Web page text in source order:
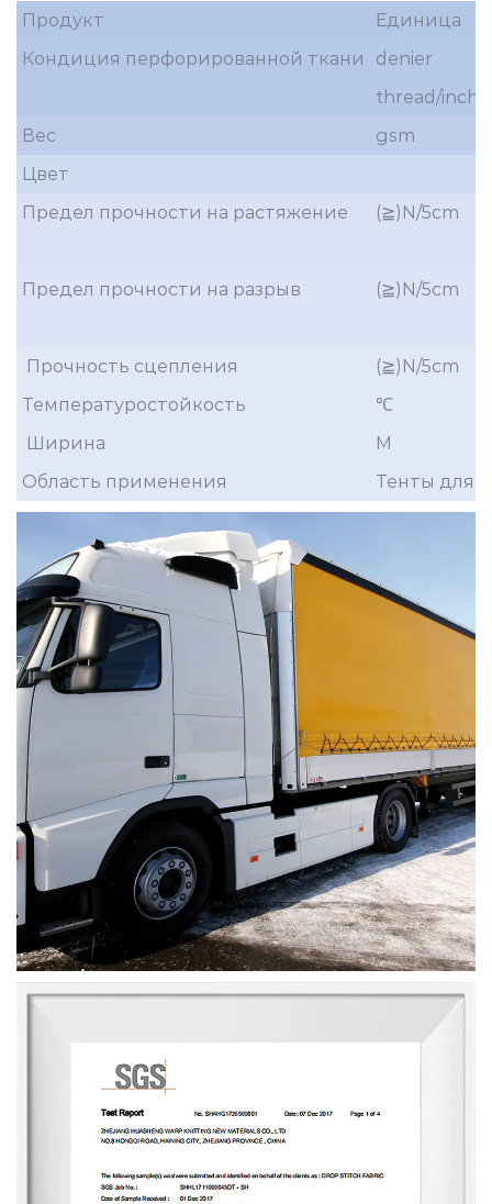
Продукт
Единица
Кондиция перфорированной ткани
denier
thread/inch
Вес
gsm
Цвет
Предел прочности на растяжение
(≧)N/5cm
Предел прочности на разрыв (≧)N/5cm
Прочность сцепления
(≧)N/5cm
Температуростойкость
℃
Ширина
M
Область применения
Тенты для